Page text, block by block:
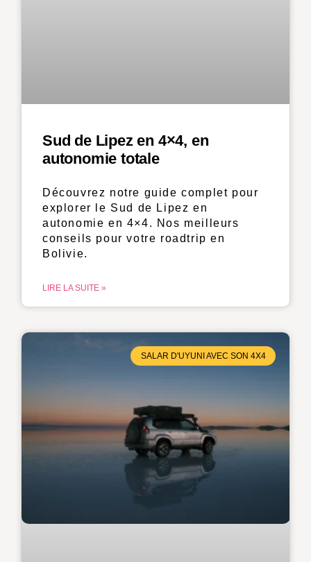
Sud de Lipez en 4×4, en
autonomie totale
Découvrez notre guide complet pour
explorer le Sud de Lipez en
autonomie en 4×4. Nos meilleurs
conseils pour votre roadtrip en
Bolivie.
LIRE LA SUITE »
SALAR D'UYUNI AVEC SON 4X4